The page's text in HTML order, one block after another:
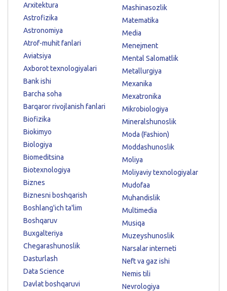
Arxitektura
Astrofizika
Astronomiya
Atrof-muhit fanlari
Aviatsiya
Axborot texnologiyalari
Bank ishi
Barcha soha
Barqaror rivojlanish fanlari
Biofizika
Biokimyo
Biologiya
Biomeditsina
Biotexnologiya
Biznes
Biznesni boshqarish
Boshlang'ich ta'lim
Boshqaruv
Buxgalteriya
Chegarashunoslik
Dasturlash
Data Science
Davlat boshqaruvi
Mashinasozlik
Matematika
Media
Menejment
Mental Salomatlik
Metallurgiya
Mexanika
Mexatronika
Mikrobiologiya
Mineralshunoslik
Moda (Fashion)
Moddashunoslik
Moliya
Moliyaviy texnologiyalar
Mudofaa
Muhandislik
Multimedia
Musiqa
Muzeyshunoslik
Narsalar interneti
Neft va gaz ishi
Nemis tili
Nevrologiya